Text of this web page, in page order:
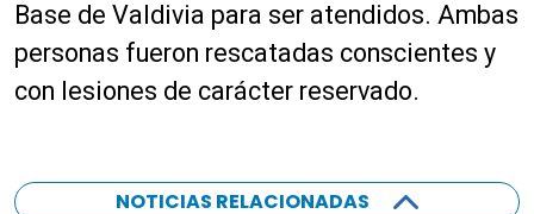
d
i
o
u
c
t
o
e
Base de Valdivia para ser atendidos. Ambas
personas fueron rescatadas conscientes y
con lesiones de carácter reservado.
NOTICIAS RELACIONADAS